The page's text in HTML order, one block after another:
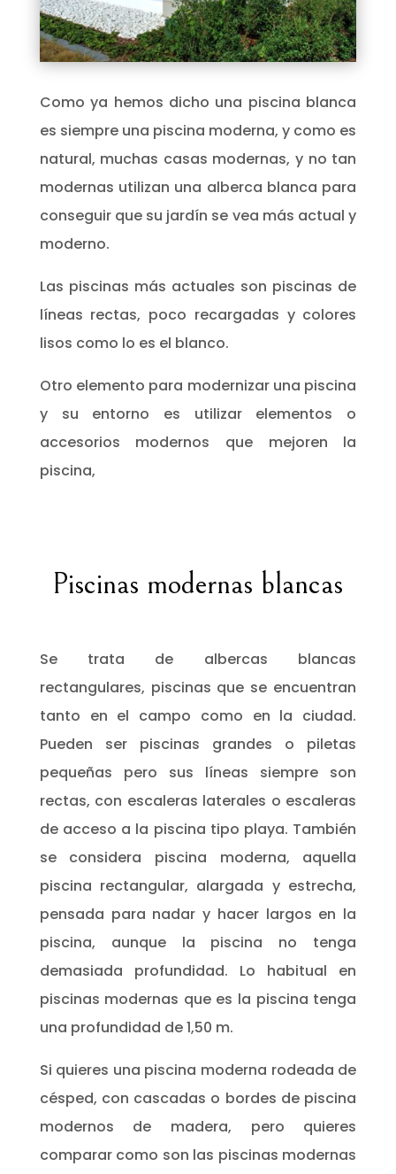
Como ya hemos dicho una piscina blanca
es siempre una piscina moderna, y como es
natural, muchas casas modernas, y no tan
modernas utilizan una alberca blanca para
conseguir que su jardín se vea más actual y
moderno.
Las piscinas más actuales son piscinas de
líneas rectas, poco recargadas y colores
lisos como lo es el blanco.
Otro elemento para modernizar una piscina
y su entorno es utilizar elementos o
accesorios modernos que mejoren la
piscina,
Piscinas modernas blancas
Se trata de albercas blancas
rectangulares, piscinas que se encuentran
tanto en el campo como en la ciudad.
Pueden ser piscinas grandes o piletas
pequeñas pero sus líneas siempre son
rectas, con escaleras laterales o escaleras
de acceso a la piscina tipo playa. También
se considera piscina moderna, aquella
piscina rectangular, alargada y estrecha,
pensada para nadar y hacer largos en la
piscina, aunque la piscina no tenga
demasiada profundidad. Lo habitual en
piscinas modernas que es la piscina tenga
una profundidad de 1,50 m.
Si quieres una piscina moderna rodeada de
césped, con cascadas o bordes de piscina
modernos de madera, pero quieres
comparar como son las piscinas modernas